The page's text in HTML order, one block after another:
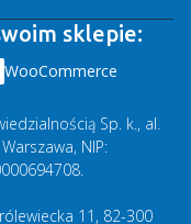
sklepie:
WooCommerce
Sp. k., al.
NIP:
11, 82-300